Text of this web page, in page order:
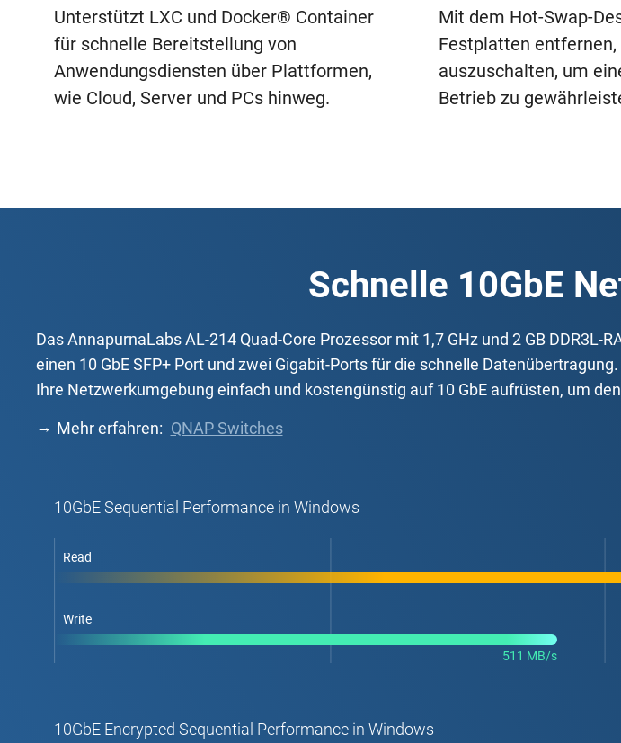
Unterstützt LXC und Docker® Container
für schnelle Bereitstellung von
Anwendungsdiensten über Plattformen,
wie Cloud, Server und PCs hinweg.
Mit dem Hot-Swap-
Festplatten entfernen,
auszuschalten, um
Betrieb zu
Schnelle 10GbE
Das AnnapurnaLabs AL-214 Quad-Core Prozessor mit 1,7 GHz und 2 GB
einen 10 GbE SFP+ Port und zwei Gigabit-Ports für die schnelle
Ihre Netzwerkumgebung einfach und kostengünstig auf 10 GbE aufrüsten, um
Mehr erfahren: QNAP Switches
10GbE Sequential Performance in Windows
Read
Write
511 MB/s
10GbE Encrypted Sequential Performance in Windows